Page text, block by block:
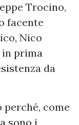
Trocino,
facente
Nico
in prima
da
perché, come
sono i